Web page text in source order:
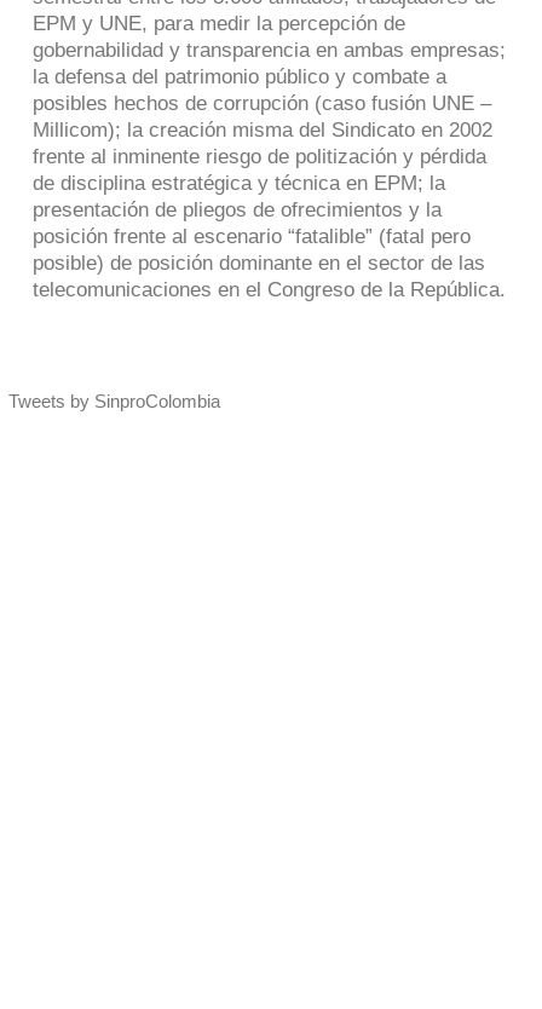
EPM y UNE, para medir la percepción de
gobernabilidad y transparencia en ambas empresas;
la defensa del patrimonio público y combate a
posibles hechos de corrupción (caso fusión UNE –
Millicom); la creación misma del Sindicato en 2002
frente al inminente riesgo de politización y pérdida
de disciplina estratégica y técnica en EPM; la
presentación de pliegos de ofrecimientos y la
posición frente al escenario “fatalible” (fatal pero
posible) de posición dominante en el sector de las
telecomunicaciones en el Congreso de la República.
Tweets by SinproColombia